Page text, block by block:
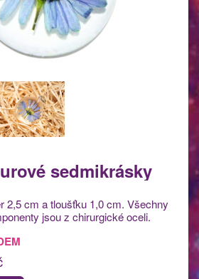
sedmikrásky
2,5 cm a tloušťku 1,0 cm. Všechny
jsou z chirurgické oceli.